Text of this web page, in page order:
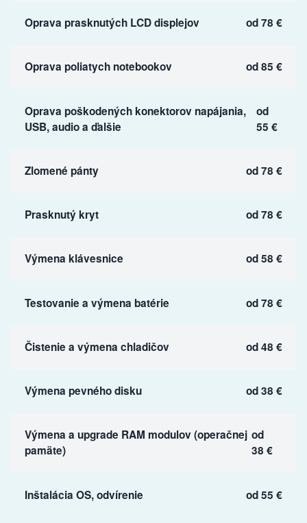
Oprava prasknutých LCD displejov od 78 €
Oprava poliatych notebookov od 85 €
Oprava poškodených konektorov napájania,
USB, audio a ďalšie
od
55 €
Zlomené pánty od 78 €
Prasknutý kryt od 78 €
Výmena klávesnice od 58 €
Testovanie a výmena batérie od 78 €
Čistenie a výmena chladičov od 48 €
Výmena pevného disku od 38 €
Výmena a upgrade RAM modulov (operačnej
pamäte)
od
38 €
Inštalácia OS, odvírenie od 55 €